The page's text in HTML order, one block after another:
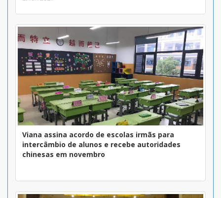
Viana assina acordo de escolas irmãs para
intercâmbio de alunos e recebe autoridades
chinesas em novembro